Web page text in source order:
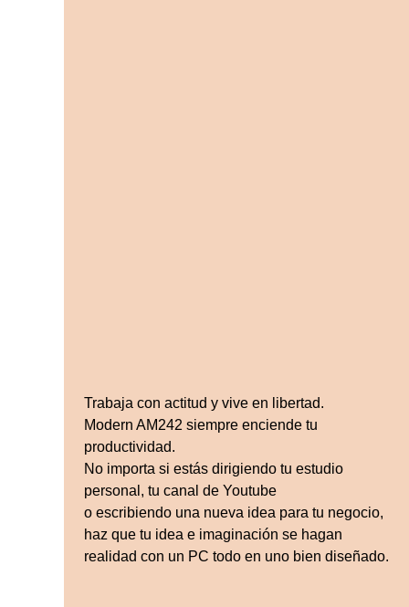
Trabaja con actitud y vive en libertad.
Modern AM242 siempre enciende tu
productividad.
No importa si estás dirigiendo tu estudio
personal, tu canal de Youtube
o escribiendo una nueva idea para tu negocio,
haz que tu idea e imaginación se hagan
realidad con un PC todo en uno bien diseñado.